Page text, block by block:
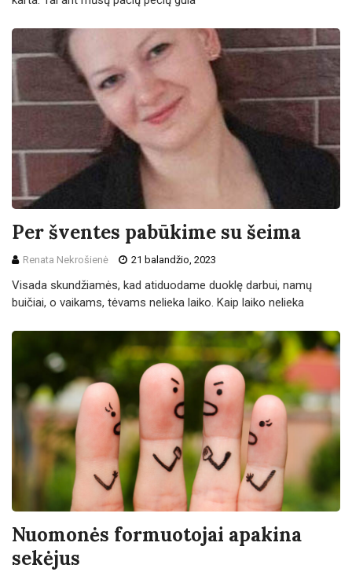
Per šventes pabūkime su šeima
Renata Nekrošienė 21 balandžio, 2023
Visada skundžiamės, kad atiduodame duoklę darbui, namų
buičiai, o vaikams, tėvams nelieka laiko. Kaip laiko nelieka
Nuomonės formuotojai apakina
sekėjus